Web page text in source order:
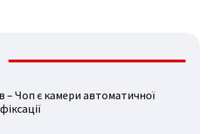
– Чоп є камери автоматичної